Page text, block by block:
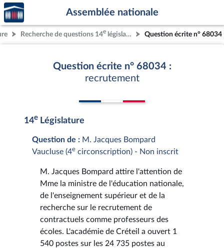
Aller au contenu
Aller en bas de la page
Accèder
à la
page
d'accueil
Assemblée nationale
Recherche de questions 14e législature Question écrite n° 68034
Question écrite n° 68034 :
recrutement
14e Législature
Question de : M. Jacques Bompard
Vaucluse (4e circonscription) - Non inscrit
M. Jacques Bompard attire l'attention de
Mme la ministre de l'éducation nationale,
de l'enseignement supérieur et de la
recherche sur le recrutement de
contractuels comme professeurs des
écoles. L'académie de Créteil a ouvert 1
540 postes sur les 24 735 postes au